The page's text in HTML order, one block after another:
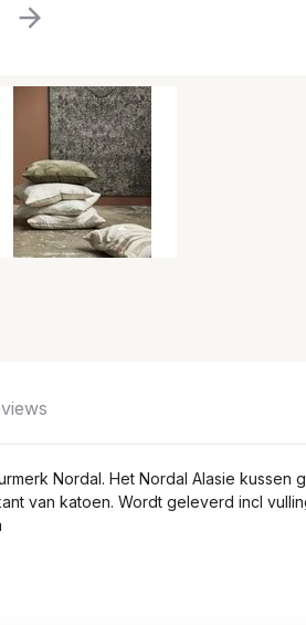
Nordal. Het Nordal Alasie kussen
van katoen. Wordt geleverd incl